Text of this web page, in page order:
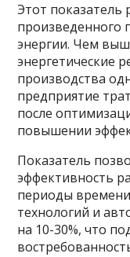
Этот показатель
произведенного
энергии. Чем
энергетические
производства
предприятие
после
повышении
Показатель
эффективность
периоды
технологий и
на 10-30%, что